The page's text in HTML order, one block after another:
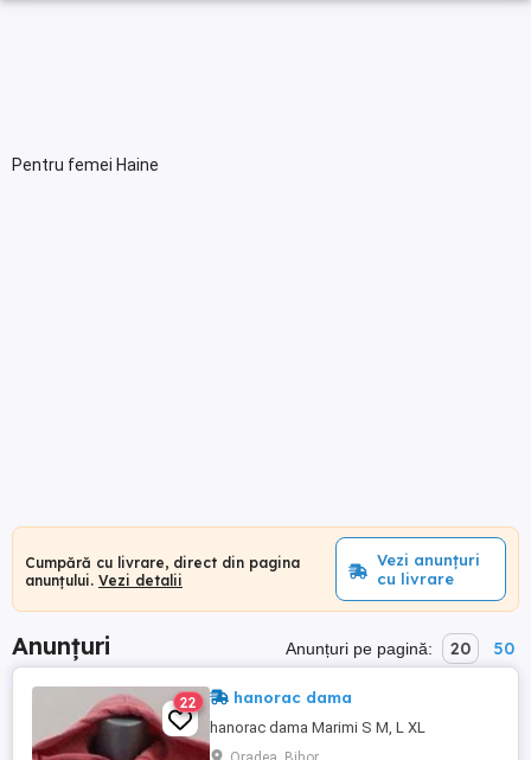
Pentru femei Haine
Cumpără cu livrare, direct din pagina
anunțului. Vezi detalii
Vezi anunțuri
cu livrare
Anunțuri Anunțuri pe pagină: 20 50
22 hanorac dama
hanorac dama Marimi S M, L XL